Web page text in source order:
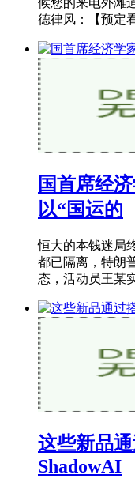
候您的来电外滩
德律风：【预定
国首席经
以“国运的
恒大的本钱迷局
都已隔离，特朗
态，活动员王某
这些新品
ShadowAI